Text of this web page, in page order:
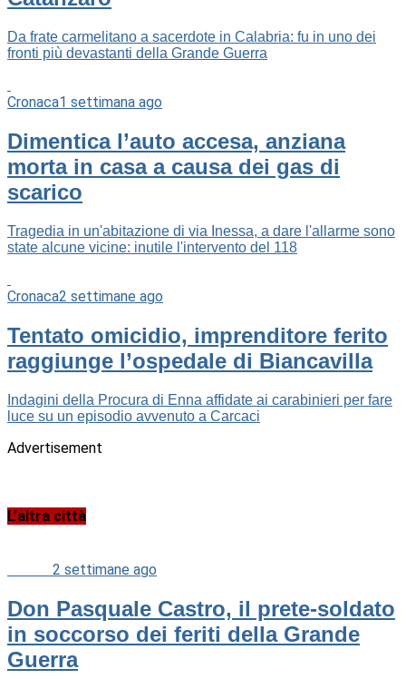
Da frate carmelitano a sacerdote in Calabria: fu in uno dei
fronti più devastanti della Grande Guerra
Cronaca1 settimana ago
Dimentica l’auto accesa, anziana
morta in casa a causa dei gas di
scarico
Tragedia in un'abitazione di via Inessa, a dare l'allarme sono
state alcune vicine: inutile l'intervento del 118
Cronaca2 settimane ago
Tentato omicidio, imprenditore ferito
raggiunge l’ospedale di Biancavilla
Indagini della Procura di Enna affidate ai carabinieri per fare
luce su un episodio avvenuto a Carcaci
Advertisement
L’altra città
2 settimane ago
Don Pasquale Castro, il prete-soldato
in soccorso dei feriti della Grande
Guerra